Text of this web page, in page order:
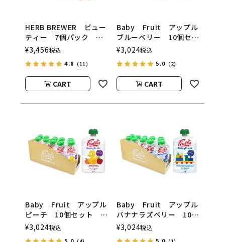
HERB BREWER ビュー
ティー 7個パック
THE BREW
COMPANY（ハーブブリ
ューワー／ブリューカン
パニー）
¥3,456税込
4.8 （11）
CART
Baby Fruit アップル
ブルーベリー 10個セッ
ト natura nuova（ベ
ビーフルーツ／ナチュラ
ヌオヴァ）
¥3,024税込
5.0（2）
CART
Baby Fruit アップル
ピーチ 10個セット
natura nuova（ベビー
フルーツ／ナチュラヌオ
¥3,024税込
Baby Fruit アップル
バナナラズベリー 10個
セット natura
nuova（ベビーフルーツ
¥3,024税込